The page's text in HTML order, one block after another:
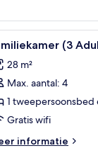
met een stoel.
bed, een
5 (3
28 m²
Max. aantal: 4
1
Gratis wifi
informatie